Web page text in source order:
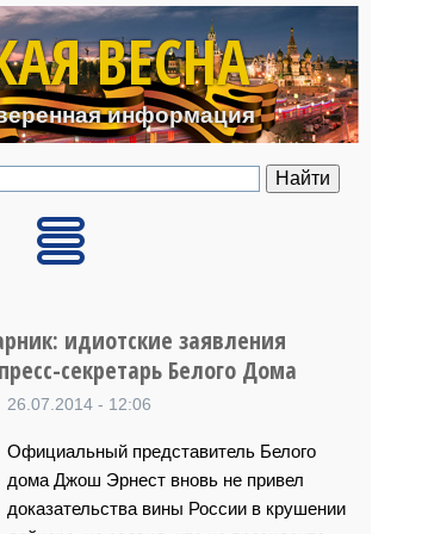
Перейти к основному содержанию
ВЕСНА
информация
идиотские заявления
секретарь Белого Дома
26.07.2014 - 12:06
Официальный представитель Белого
дома Джош Эрнест вновь не привел
доказательства вины России в крушении